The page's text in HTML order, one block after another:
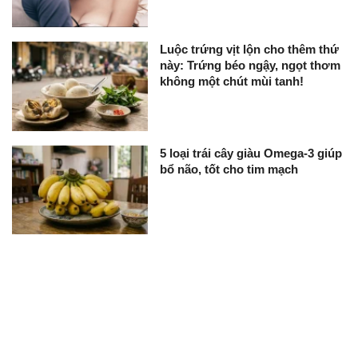
Luộc trứng vịt lộn cho thêm thứ
này: Trứng béo ngậy, ngọt thơm
không một chút mùi tanh!
5 loại trái cây giàu Omega-3 giúp
bổ não, tốt cho tim mạch